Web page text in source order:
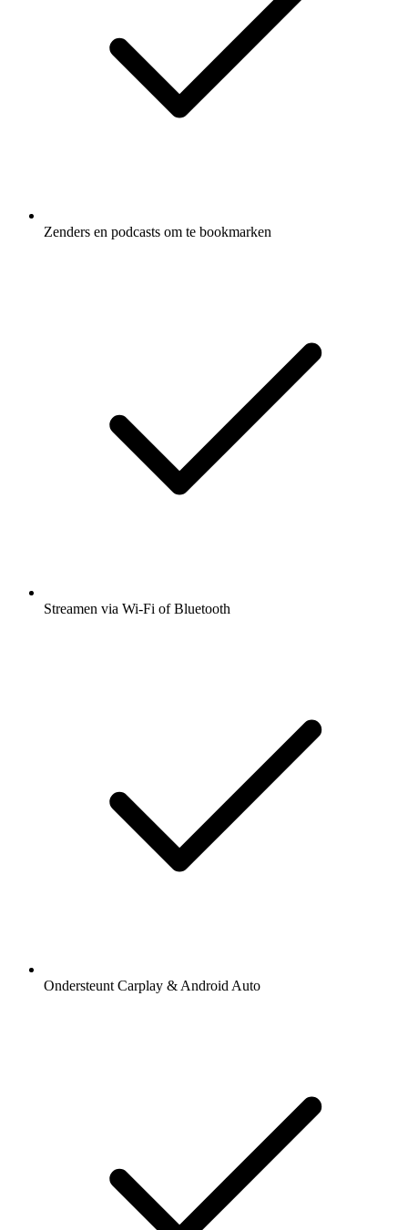
Zenders en podcasts om te bookmarken
Streamen via Wi-Fi of Bluetooth
Ondersteunt Carplay & Android Auto